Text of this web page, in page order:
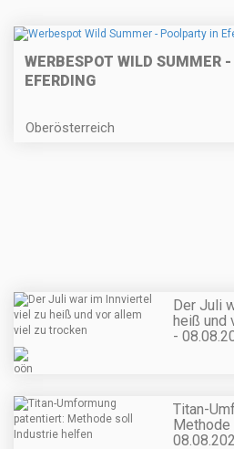
WERBESPOT WILD SUMMER
EFERDING
Oberösterreich
Der Juli
heiß und
-
Titan-